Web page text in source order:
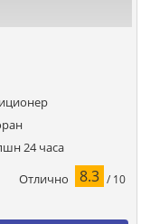
24 часа
Отлично 8.3 / 10